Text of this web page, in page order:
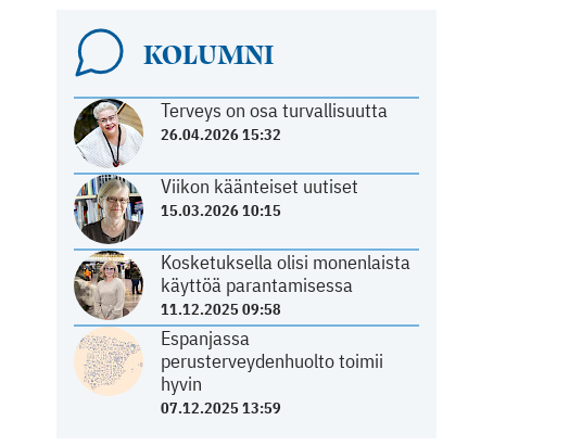
KOLUMNI
Terveys on osa turvallisuutta
26.04.2026 15:32
Viikon käänteiset uutiset
15.03.2026 10:15
Kosketuksella olisi monenlaista
käyttöä parantamisessa
11.12.2025 09:58
Espanjassa
perusterveydenhuolto toimii
hyvin
07.12.2025 13:59